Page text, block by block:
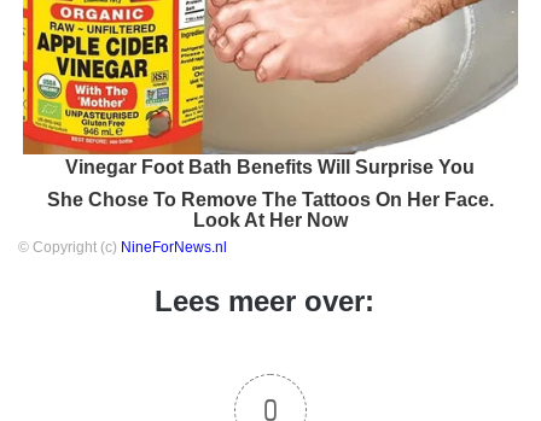
Vinegar Foot Bath Benefits Will Surprise You
She Chose To Remove The Tattoos On Her Face.
Look At Her Now
© Copyright (c) NineForNews.nl
Lees meer over:
0